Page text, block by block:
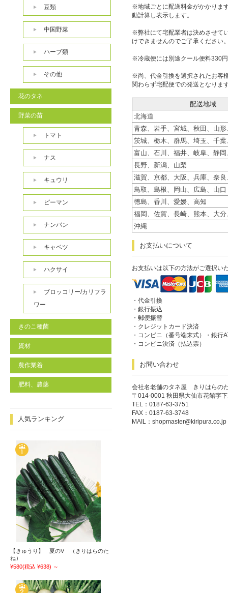
※地域ごとに配送料金がかかりま
動計算し表示します。
※弊社にて宅配業者は決めさせて
けできませんのでご了承ください
※冷蔵便には別途クール便料330
※尚、代金引換を選択されたお客
関わらず宅配便での発送となりま
配送地域
北海道
青森、岩手、宮城、秋田、山形
茨城、栃木、群馬、埼玉、千
富山、石川、福井、岐阜、静
長野、新潟、山梨
滋賀、京都、大阪、兵庫、奈
鳥取、島根、岡山、広島、山口
徳島、香川、愛媛、高知
福岡、佐賀、長崎、熊本、大
沖縄
お支払いについて
お支払いは以下の方法がご選択い
・代金引換
・銀行振込
・郵便振替
・クレジットカード決済
・コンビニ（番号端末式）・銀行
・コンビニ決済（払込票）
お問い合わせ
会社名老舗のタネ屋 きりはらの
〒014-0001 秋田県大仙市花館字
TEL：0187-63-3751
FAX：0187-63-3748
MAIL： shopmaster@kiripura.co.jp
豆類
中国野菜
ハーブ類
その他
花のタネ
野菜の苗
トマト
ナス
キュウリ
ピーマン
ナンバン
キャベツ
ハクサイ
ブロッコリー/カリフラ
ワー
きのこ種菌
資材
農作業着
肥料、農薬
人気ランキング
【きゅうり】 夏のV （きりはらのた
ね）
¥580(税込 ¥638) ～